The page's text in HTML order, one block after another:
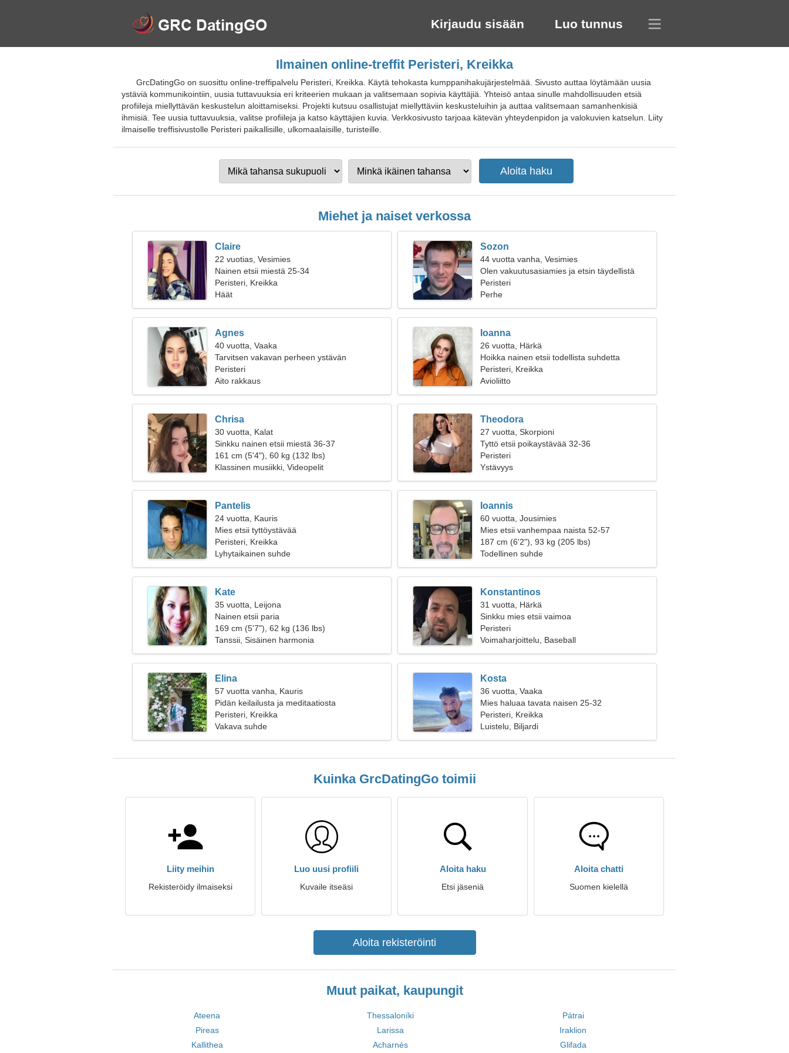
Kirjaudu sisään Luo tunnus
Ilmainen online-treffit Peristeri, Kreikka
GrcDatingGo on suosittu online-treffipalvelu Peristeri, Kreikka. Käytä tehokasta kumppanihakujärjestelmää. Sivusto auttaa löytämään uusia
ystäviä kommunikointiin, uusia tuttavuuksia eri kriteerien mukaan ja valitsemaan sopivia käyttäjiä. Yhteisö antaa sinulle mahdollisuuden etsiä
profiileja miellyttävän keskustelun aloittamiseksi. Projekti kutsuu osallistujat miellyttäviin keskusteluihin ja auttaa valitsemaan samanhenkisiä
ihmisiä. Tee uusia tuttavuuksia, valitse profiileja ja katso käyttäjien kuvia. Verkkosivusto tarjoaa kätevän yhteydenpidon ja valokuvien katselun. Liity
ilmaiselle treffisivustolle Peristeri paikallisille, ulkomaalaisille, turisteille.
Miehet ja naiset verkossa
Claire
22 vuotias, Vesimies
Nainen etsii miestä 25-34
Peristeri, Kreikka
Häät
Sozon
44 vuotta vanha, Vesimies
Olen vakuutusasiamies ja etsin täydellistä
naista
Peristeri
Perhe
Agnes
40 vuotta, Vaaka
Tarvitsen vakavan perheen ystävän
Peristeri
Aito rakkaus
Ioanna
26 vuotta, Härkä
Hoikka nainen etsii todellista suhdetta
Peristeri, Kreikka
Avioliitto
Chrisa
30 vuotta, Kalat
Sinkku nainen etsii miestä 36-37
161 cm (5'4"), 60 kg (132 lbs)
Klassinen musiikki, Videopelit
Theodora
27 vuotta, Skorpioni
Tyttö etsii poikaystävää 32-36
Peristeri
Ystävyys
Pantelis
24 vuotta, Kauris
Mies etsii tyttöystävää
Peristeri, Kreikka
Lyhytaikainen suhde
Ioannis
60 vuotta, Jousimies
Mies etsii vanhempaa naista 52-57
187 cm (6'2"), 93 kg (205 lbs)
Todellinen suhde
Kate
35 vuotta, Leijona
Nainen etsii paria
169 cm (5'7"), 62 kg (136 lbs)
Tanssii, Sisäinen harmonia
Konstantinos
31 vuotta, Härkä
Sinkku mies etsii vaimoa
Peristeri
Voimaharjoittelu, Baseball
Elina
57 vuotta vanha, Kauris
Pidän keilailusta ja meditaatiosta
Peristeri, Kreikka
Vakava suhde
Kosta
36 vuotta, Vaaka
Mies haluaa tavata naisen 25-32
Peristeri, Kreikka
Luistelu, Biljardi
Kuinka GrcDatingGo toimii
Liity meihin
Rekisteröidy ilmaiseksi
Luo uusi profiili
Kuvaile itseäsi
Aloita haku
Etsi jäseniä
Aloita chatti
Suomen kielellä
Aloita rekisteröinti
Muut paikat, kaupungit
Ateena Thessaloníki
Pátrai
Pireas
Larissa
Iraklion
Kallithea
Acharnés Glifada